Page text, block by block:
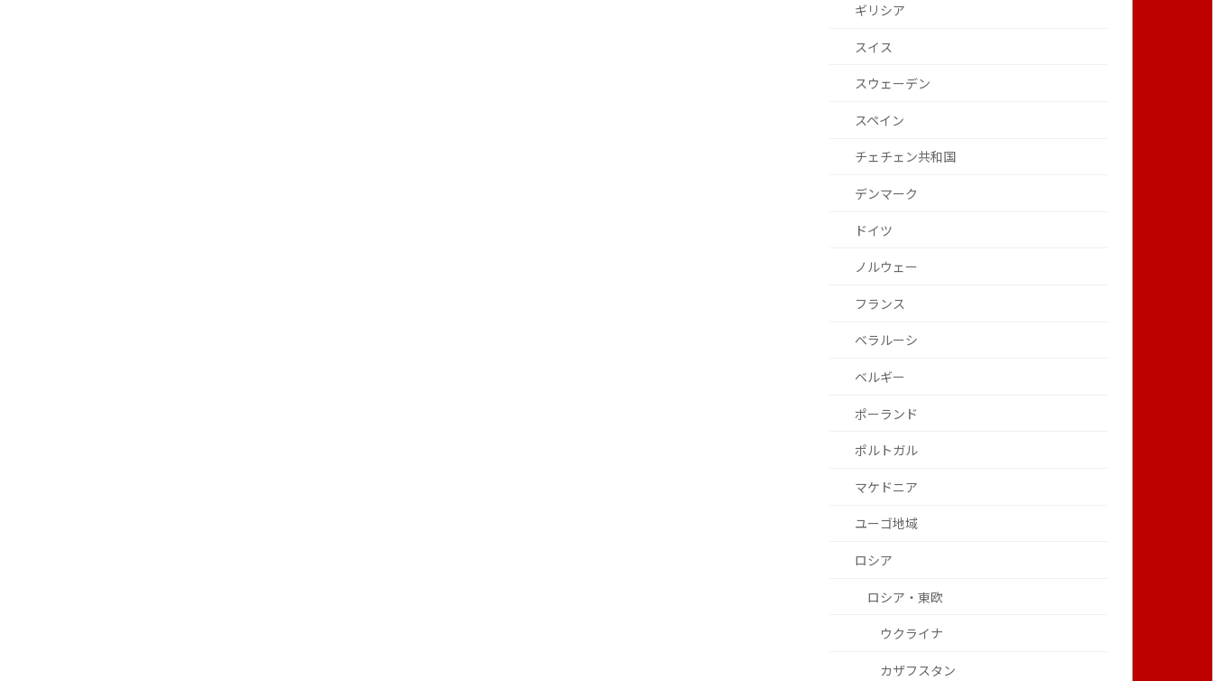
ギリシア
スイス
スウェーデン
スペイン
チェチェン共和国
デンマーク
ドイツ
ノルウェー
フランス
ベラルーシ
ベルギー
ポーランド
ポルトガル
マケドニア
ユーゴ地域
ロシア
ロシア・東欧
ウクライナ
カザフスタン